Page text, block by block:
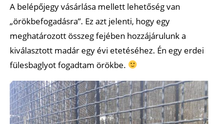
A belépőjegy vásárlása mellett lehetőség van
„örökbefogadásra”. Ez azt jelenti, hogy egy
meghatározott összeg fejében hozzájárulunk a
kiválasztott madár egy évi etetéséhez. Én egy erdei
fülesbaglyot fogadtam örökbe.